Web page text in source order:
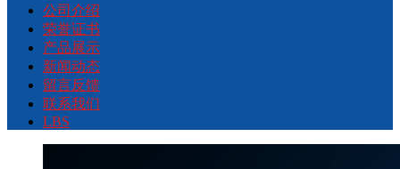
公司介绍
荣誉证书
产品展示
新闻动态
留言反馈
联系我们
LBS